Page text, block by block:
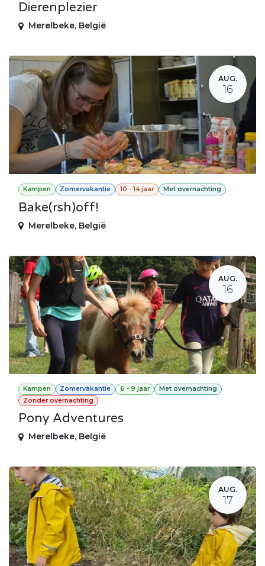
Dierenplezier
Merelbeke, België
AUG.
16
Kampen Zomervakantie 10 - 14 jaar Met overnachting
Bake(rsh)off!
Merelbeke, België
AUG.
16
Kampen Zomervakantie 6 - 9 jaar
Met overnachting
Zonder overnachting
Pony Adventures
Merelbeke, België
AUG.
17